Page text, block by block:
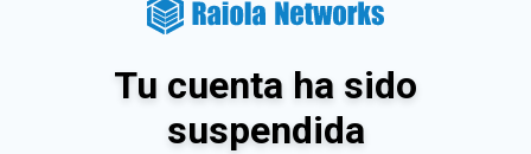
Tu cuenta ha sido
suspendida